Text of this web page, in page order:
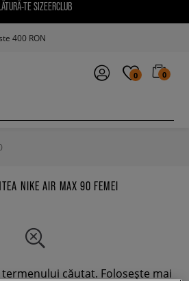
TE SIZEERCLUB
400 RON
0 0
NIKE AIR MAX 90 FEMEI
căutat. Folosește mai